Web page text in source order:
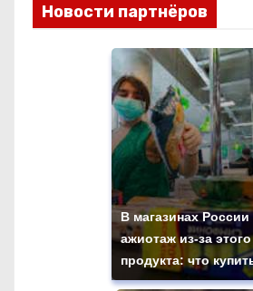
Новости партнёров
В магазинах России
ажиотаж из-за этого
продукта: что